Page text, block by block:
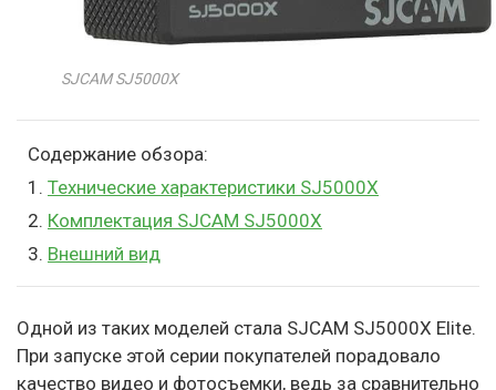
SJCAM SJ5000X
Содержание обзора:
1. Технические характеристики SJ5000X
2. Комплектация SJCAM SJ5000X
3. Внешний вид
Одной из таких моделей стала SJCAM SJ5000X Elite.
При запуске этой серии покупателей порадовало
качество видео и фотосъемки, ведь за сравнительно